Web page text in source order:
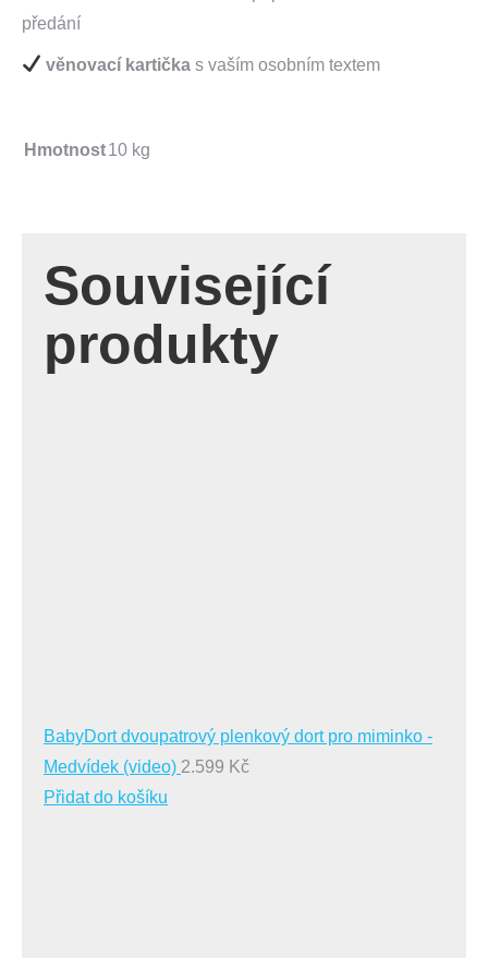
předání
věnovací kartička s vaším osobním textem
Hmotnost10 kg
Související
produkty
BabyDort dvoupatrový plenkový dort pro miminko -
Medvídek (video) 2.599 Kč
Přidat do košíku